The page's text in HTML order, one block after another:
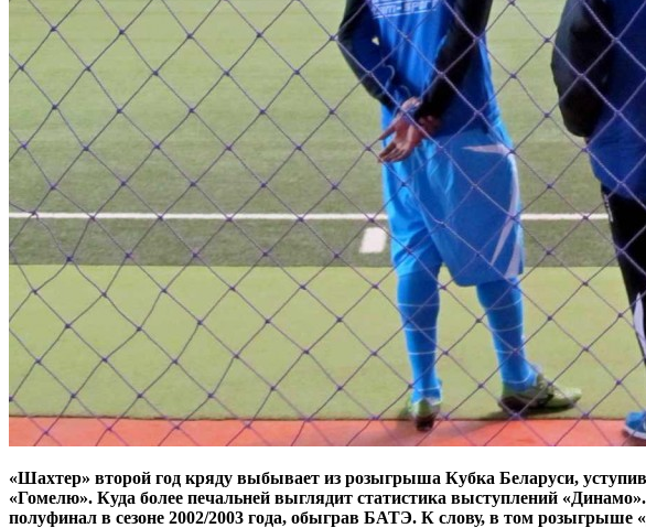
«Шахтер» второй год кряду выбывает из розыгрыша Кубка Беларуси,
«Гомелю». Куда более печальней выглядит статистика выступлений
полуфинал в сезоне 2002/2003 года, обыграв БАТЭ. К слову, в том розыгрыше